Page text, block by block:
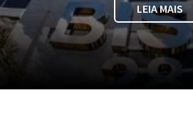
LEIA MAIS